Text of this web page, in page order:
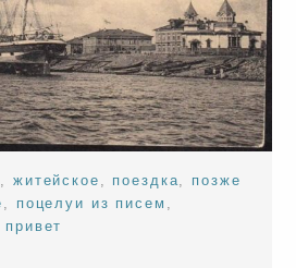
, житейское , поездка, позже
, поцелуи из писем ,